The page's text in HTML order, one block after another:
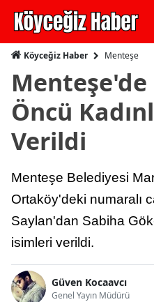
Köyceğiz Haber Menteşe
Öncü
Verildi
Menteşe Belediyesi
Ortaköy'deki numaralı
Saylan'dan Sabiha
isimleri verildi.
Güven Kocaavcı
Genel Yayın Müdürü